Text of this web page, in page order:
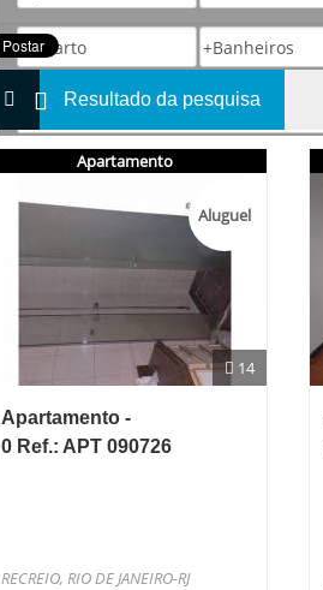
Resultado da pesquisa
Apartamento
14
Aluguel
Apartamento -
0 Ref.: APT 090726
RECREIO, RIO DE JANEIRO-RJ